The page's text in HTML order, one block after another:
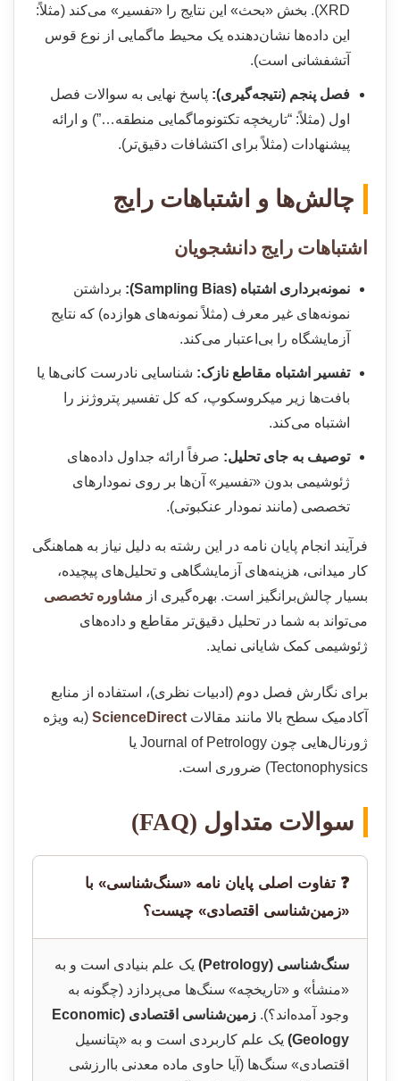
XRD). بخش «بحث» این نتایج را «تفسیر» می‌کند (مثلاً:
این داده‌ها نشان‌دهنده یک محیط ماگمایی از نوع قوس
آتشفشانی است).
فصل پنجم (نتیجه‌گیری): پاسخ نهایی به سوالات فصل
اول (مثلاً: “تاریخچه تکتونوماگمایی منطقه…”) و ارائه
پیشنهادات (مثلاً برای اکتشافات دقیق‌تر).
چالش‌ها و اشتباهات رایج
اشتباهات رایج دانشجویان
نمونه‌برداری اشتباه (Sampling Bias):
برداشتن
نمونه‌های غیر معرف (مثلاً نمونه‌های هوازده) که نتایج
آزمایشگاه را بی‌اعتبار می‌کند.
تفسیر اشتباه مقاطع نازک: شناسایی نادرست کانی‌ها یا
بافت‌ها زیر میکروسکوپ، که کل تفسیر پتروژنز را
اشتباه می‌کند.
توصیف به جای تحلیل: صرفاً ارائه جداول داده‌های
ژئوشیمی بدون «تفسیر» آن‌ها بر روی نمودارهای
تخصصی (مانند نمودار عنکبوتی).
فرآیند انجام پایان نامه در این رشته به دلیل نیاز به هماهنگی
کار میدانی، هزینه‌های آزمایشگاهی و تحلیل‌های پیچیده،
بسیار چالش‌برانگیز است. بهره‌گیری از مشاوره تخصصی
می‌تواند به شما در تحلیل دقیق‌تر مقاطع و داده‌های
ژئوشیمی کمک شایانی نماید.
برای نگارش فصل دوم (ادبیات نظری)، استفاده از منابع
آکادمیک سطح بالا مانند مقالات ScienceDirect (به ویژه
ژورنال‌هایی چون Journal of Petrology یا
Tectonophysics) ضروری است.
سوالات متداول (FAQ)
❓ تفاوت اصلی پایان نامه «سنگ‌شناسی» با
«زمین‌شناسی اقتصادی» چیست؟
سنگ‌شناسی (Petrology)
یک علم بنیادی است و به
«منشأ» و «تاریخچه» سنگ‌ها می‌پردازد (چگونه به
وجود آمده‌اند؟).
زمین‌شناسی اقتصادی (Economic
Geology) یک علم کاربردی است و به «پتانسیل
اقتصادی» سنگ‌ها (آیا حاوی ماده معدنی باارزشی